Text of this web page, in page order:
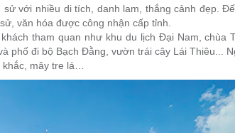
với nhiều di tích, danh lam, thắng cảnh đẹp.
văn hóa được công nhận cấp tỉnh.
tham quan như khu du lịch Đại Nam, chùa
phố đi bộ Bạch Đằng, vườn trái cây Lái Thiêu...
khắc, mây tre lá…